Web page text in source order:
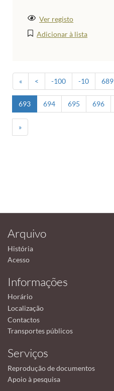
Ver registo
Adicionar à lista
« < -100 -10 689
693 694 695 696
»
Arquivo
História
Acesso
Informações
Horário
Localização
Contactos
Transportes públicos
Serviços
Reprodução de documentos
Apoio à pesquisa